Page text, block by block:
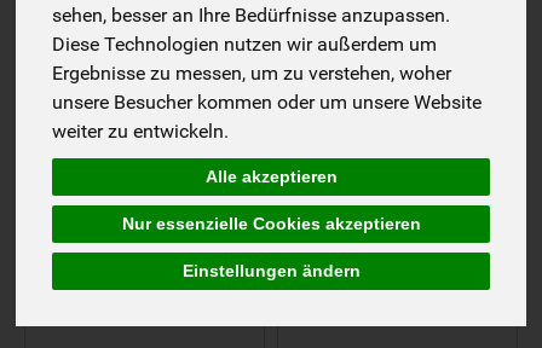
sehen, besser an Ihre Bedürfnisse anzupassen.
Diese Technologien nutzen wir außerdem um
Ergebnisse zu messen, um zu verstehen, woher
unsere Besucher kommen oder um unsere Website
weiter zu entwickeln.
Alle akzeptieren
Nur essenzielle Cookies akzeptieren
Einstellungen ändern
17 13
10